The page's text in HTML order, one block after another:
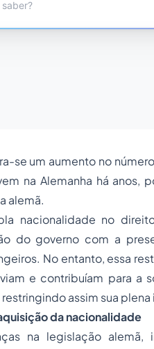
se um aumento no
na Alemanha há anos,
alemã.
nacionalidade no
do governo com a
No entanto, essa
e contribuíam para a
assim sua
da nacionalidade
na legislação alemã,